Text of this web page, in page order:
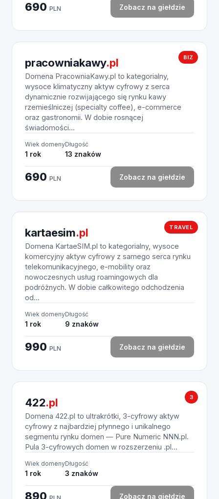
690 PLN Zobacz na giełdzie
BIZ
pracowniakawy.pl
Domena PracowniaKawy.pl to kategorialny,
wysoce klimatyczny aktyw cyfrowy z serca
dynamicznie rozwijającego się rynku kawy
rzemieślniczej (specialty coffee), e-commerce
oraz gastronomii. W dobie rosnącej
świadomości...
Wiek domeny
1 rok
Długość
13 znaków
690 PLN Zobacz na giełdzie
TRAVEL
kartaesim.pl
Domena KartaeSIM.pl to kategorialny, wysoce
komercyjny aktyw cyfrowy z samego serca rynku
telekomunikacyjnego, e-mobility oraz
nowoczesnych usług roamingowych dla
podróżnych. W dobie całkowitego odchodzenia
od...
Wiek domeny
1 rok
Długość
9 znaków
990 PLN Zobacz na giełdzie
3
422.pl
Domena 422.pl to ultrakrótki, 3-cyfrowy aktyw
cyfrowy z najbardziej płynnego i unikalnego
segmentu rynku domen — Pure Numeric NNN.pl.
Pula 3-cyfrowych domen w rozszerzeniu .pl...
Wiek domeny
1 rok
Długość
3 znaków
890 Zobacz na giełdzie